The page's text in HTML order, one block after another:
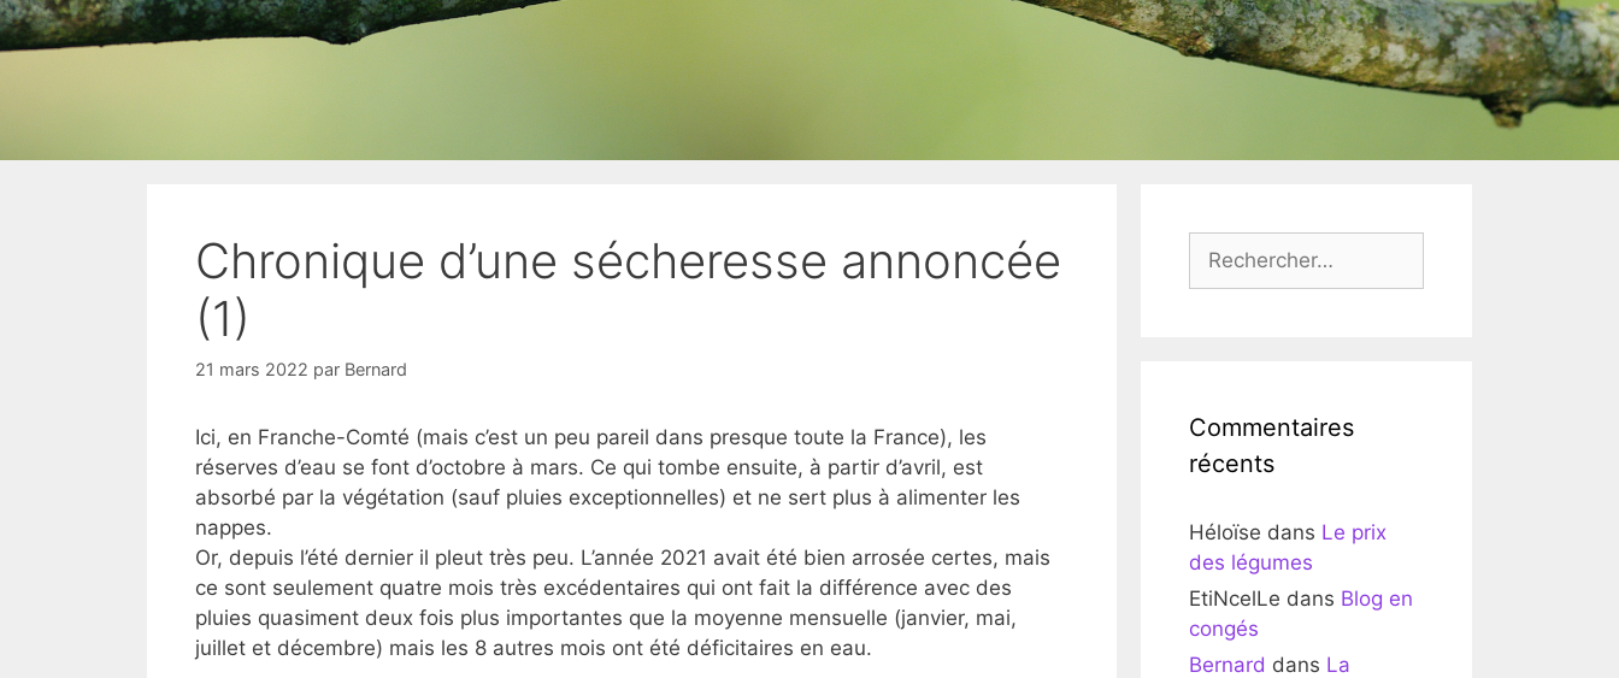
Chronique d’une sécheresse annoncée
(1)
21 mars 2022 par Bernard
Ici, en Franche-Comté (mais c’est un peu pareil dans presque toute la France), les
réserves d’eau se font d’octobre à mars. Ce qui tombe ensuite, à partir d’avril, est
absorbé par la végétation (sauf pluies exceptionnelles) et ne sert plus à alimenter les
nappes.
Or, depuis l’été dernier il pleut très peu. L’année 2021 avait été bien arrosée certes, mais
ce sont seulement quatre mois très excédentaires qui ont fait la différence avec des
pluies quasiment deux fois plus importantes que la moyenne mensuelle (janvier, mai,
juillet et décembre) mais les 8 autres mois ont été déficitaires en eau.
Commentaires
récents
Héloïse dans Le prix
des légumes
EtiNcelLe dans Blog en
congés
Bernard dans La